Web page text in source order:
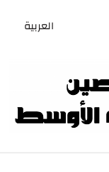
العربية